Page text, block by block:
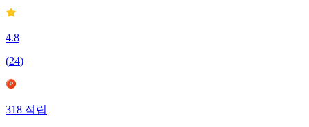
4.8
(24)
318적립